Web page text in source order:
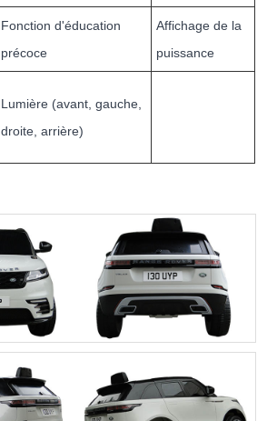
Fonction d'éducation
précoce
Affichage de la
puissance
Lumière (avant, gauche,
droite, arrière)